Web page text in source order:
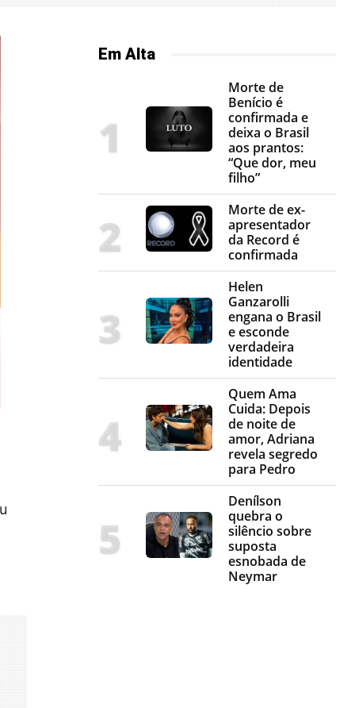
Em Alta
Morte de
Benício é
confirmada e
deixa o Brasil
aos prantos:
“Que dor, meu
filho”
Morte de ex-
apresentador
da Record é
confirmada
Helen
Ganzarolli
engana o Brasil
e esconde
verdadeira
identidade
Quem Ama
Cuida: Depois
de noite de
amor, Adriana
revela segredo
para Pedro
Denílson
quebra o
silêncio sobre
suposta
esnobada de
Neymar